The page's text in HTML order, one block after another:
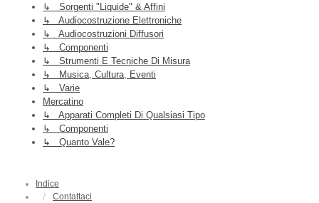
↳ Sorgenti "liquide" & Affini
↳ Audiocostruzione Elettroniche
↳ Audiocostruzioni Diffusori
↳ Componenti
↳ Strumenti E Tecniche Di Misura
↳ Musica, Cultura, Eventi
↳ Varie
Mercatino
↳ Apparati Completi Di Qualsiasi Tipo
↳ Componenti
↳ Quanto Vale?
Indice
Contattaci